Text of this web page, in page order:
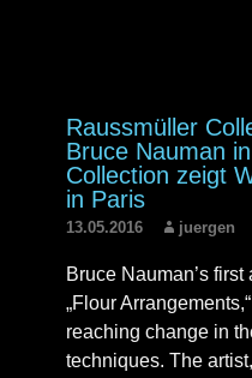
Raussmüller
Bruce Nauman
Collection zeigt
in Paris
13.05.2016 juergen
Bruce Nauman’s
„Flour
reaching change in
techniques. The